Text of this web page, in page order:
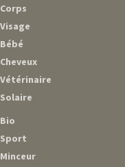
Corps
Visage
Bébé
Cheveux
Vétérinaire
Solaire
Bio
Sport
Minceur